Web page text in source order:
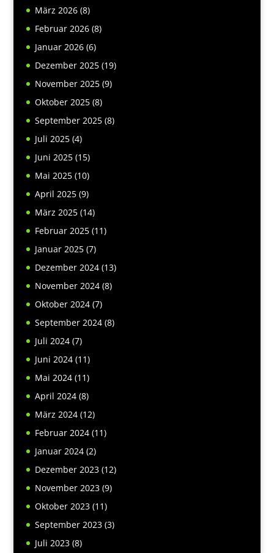
März 2026(8)
Februar 2026(8)
Januar 2026(6)
Dezember 2025(19)
November 2025(9)
Oktober 2025(8)
September 2025(8)
Juli 2025(4)
Juni 2025(15)
Mai 2025(10)
April 2025(9)
März 2025(14)
Februar 2025(11)
Januar 2025(7)
Dezember 2024(13)
November 2024(8)
Oktober 2024(7)
September 2024(8)
Juli 2024(7)
Juni 2024(11)
Mai 2024(11)
April 2024(8)
März 2024(12)
Februar 2024(11)
Januar 2024(2)
Dezember 2023(12)
November 2023(9)
Oktober 2023(11)
September 2023(3)
Juli 2023(8)